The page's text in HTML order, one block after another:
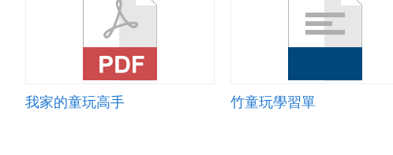
我家的童玩高手 竹童玩學習單